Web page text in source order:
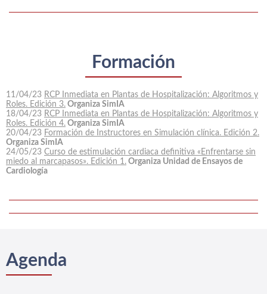
Formación
11/04/23 RCP Inmediata en Plantas de Hospitalización: Algoritmos y
Roles. Edición 3. Organiza SimIA
18/04/23 RCP Inmediata en Plantas de Hospitalización: Algoritmos y
Roles. Edición 4. Organiza SimIA
20/04/23 Formación de Instructores en Simulación clínica. Edición 2.
Organiza SimIA
24/05/23 Curso de estimulación cardiaca definitiva «Enfrentarse sin
miedo al marcapasos». Edición 1. Organiza Unidad de Ensayos de
Cardiología
Agenda